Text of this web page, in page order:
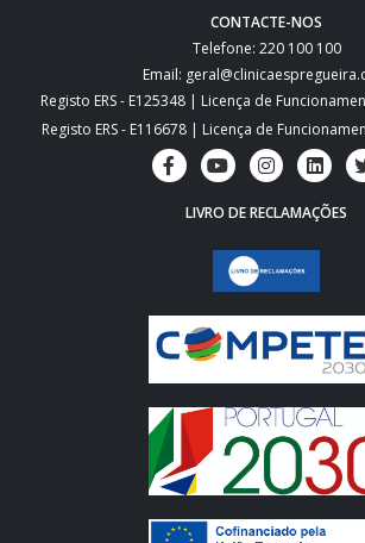
CONTACTE-NOS
Telefone: 220 100 100
Email:
Registo ERS - E125348 | Licença de
Registo ERS - E116678 | Licença de
LIVRO DE RECLAMAÇÕES